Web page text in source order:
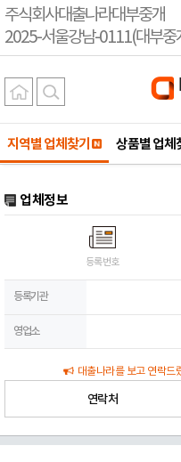
주식회사대출나라대부중개
2025-서울강남-0111(대부중
지역별 업체찾기 상품별 업체
업체정보
등록번호
등록기관
영업소
대출나라를 보고 연락드
연락처